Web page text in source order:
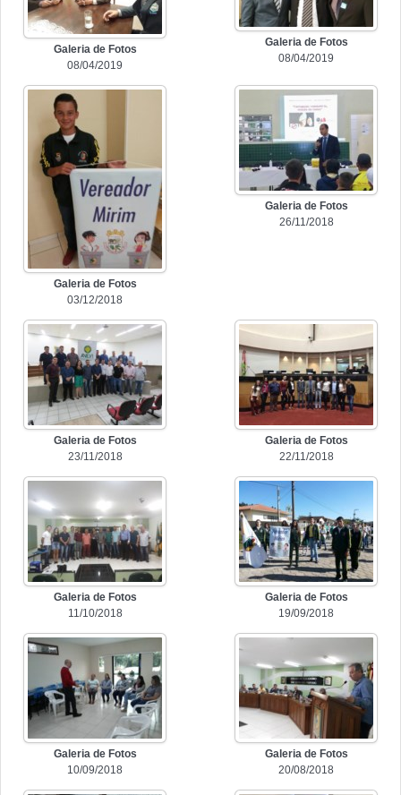
Galeria de Fotos
08/04/2019
Galeria de Fotos
08/04/2019
Galeria de Fotos
03/12/2018
Galeria de Fotos
26/11/2018
Galeria de Fotos
23/11/2018
Galeria de Fotos
22/11/2018
Galeria de Fotos
11/10/2018
Galeria de Fotos
19/09/2018
Galeria de Fotos
10/09/2018
Galeria de Fotos
20/08/2018